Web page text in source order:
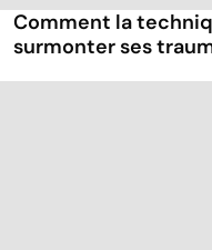
Comment la
surmonter ses